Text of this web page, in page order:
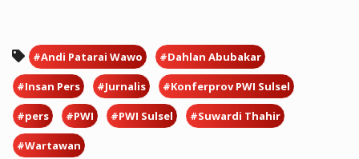
#Andi Patarai Wawo #Dahlan Abubakar
#Insan Pers #Jurnalis #Konferprov PWI Sulsel
#pers #PWI #PWI Sulsel #Suwardi Thahir
#Wartawan